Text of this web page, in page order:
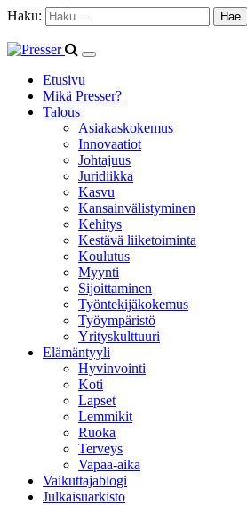
Haku:
Etusivu
Mikä Presser?
Talous
Asiakaskokemus
Innovaatiot
Johtajuus
Juridiikka
Kasvu
Kansainvälistyminen
Kehitys
Kestävä liiketoiminta
Koulutus
Myynti
Sijoittaminen
Työntekijäkokemus
Työympäristö
Yrityskulttuuri
Elämäntyyli
Hyvinvointi
Koti
Lapset
Lemmikit
Ruoka
Terveys
Vapaa-aika
Vaikuttajablogi
Julkaisuarkisto